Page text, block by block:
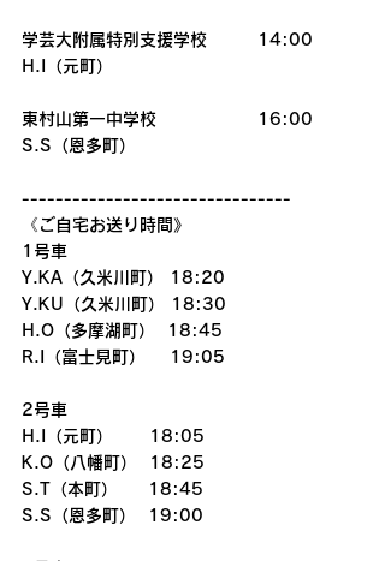
学芸大附属特別支援学校　　　14:00
H.I（元町）
東村山第一中学校　　　　　　16:00
S.S（恩多町）
--------------------------------
《ご自宅お送り時間》
1号車
Y.KA（久米川町） 18:20
Y.KU（久米川町） 18:30
H.O（多摩湖町）  18:45
R.I（富士見町）    19:05
2号車
H.I（元町）      18:05
K.O（八幡町）  18:25
S.T（本町）     18:45
S.S（恩多町）  19:00